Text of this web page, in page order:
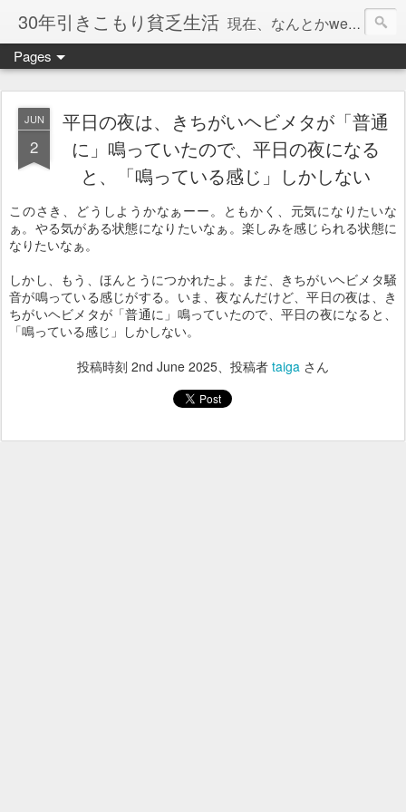
30年引きこもり貧乏生活 現在、なんとかweb系の仕事で食べています。このブログで扱う問題は「この世とはなにか」「人生とはなにか」「人間とはなにか」「強迫神経症の原因と解決法」「うつ病の原因と寄り添う方法」「家族の問題」などについてです。
Pages
JUN
2
平日の夜は、きちがいヘビメタが「普通
に」鳴っていたので、平日の夜になる
と、「鳴っている感じ」しかしない
このさき、どうしようかなぁーー。ともかく、元気になりたいな
ぁ。やる気がある状態になりたいなぁ。楽しみを感じられる状態に
なりたいなぁ。
しかし、もう、ほんとうにつかれたよ。まだ、きちがいヘビメタ騒
音が鳴っている感じがする。いま、夜なんだけど、平日の夜は、き
ちがいヘビメタが「普通に」鳴っていたので、平日の夜になると、
「鳴っている感じ」しかしない。
投稿時刻 2nd June 2025、投稿者 taiga さん